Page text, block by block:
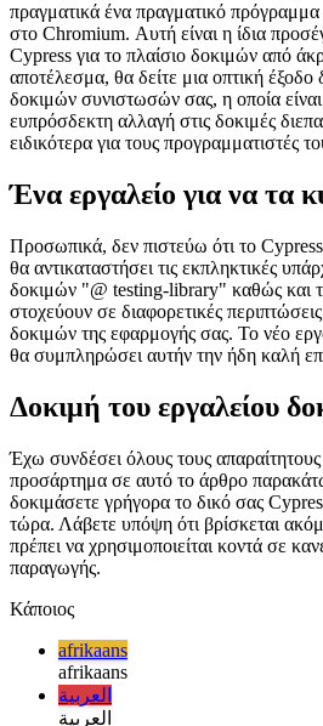
Το νέο Cypress Component Test
στάδιο άλφα καθώς γράφω αυτό το
ρηχές αποδόσεις για την επεξεργασία
δοκιμής της μονάδας σας. Το νέο
πραγματικά ένα πραγματικό πρόγραμμα
στο Chromium. Αυτή είναι η ίδια
Cypress για το πλαίσιο δοκιμών από
δοκιμών συνιστωσών σας, η οποία
ευπρόσδεκτη αλλαγή στις δοκιμές
Ένα εργαλείο για να τα
Προσωπικά, δεν πιστεύω ότι το
θα αντικαταστήσει τις εκπληκτικές
στοχεύουν σε διαφορετικές
δοκιμών της εφαρμογής σας. Το νέο
Δοκιμή του εργαλείου
Έχω συνδέσει όλους τους
προσάρτημα σε αυτό το άρθρο
τώρα. Λάβετε υπόψη ότι βρίσκεται
παραγωγής.
Κάποιος